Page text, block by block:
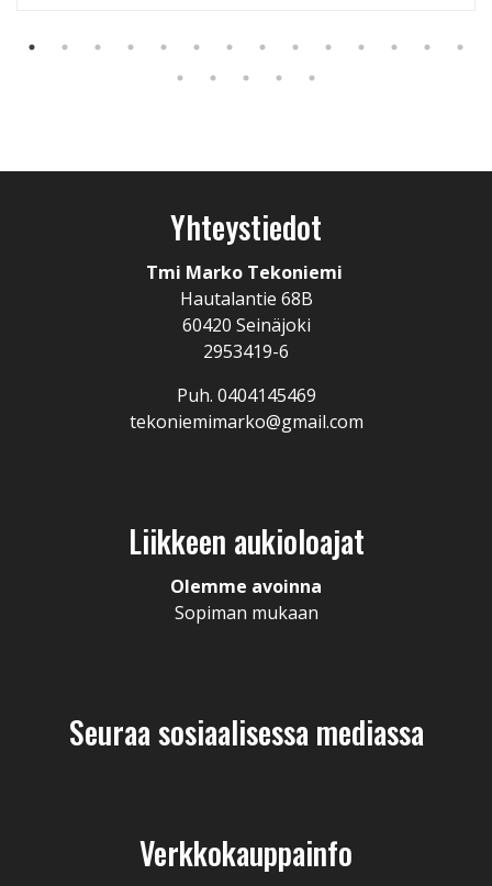
Yhteystiedot
Tmi Marko Tekoniemi
Hautalantie 68B
60420 Seinäjoki
2953419-6
Puh. 0404145469
tekoniemimarko@gmail.com
Liikkeen aukioloajat
Olemme avoinna
Sopiman mukaan
Seuraa sosiaalisessa mediassa
Verkkokauppainfo